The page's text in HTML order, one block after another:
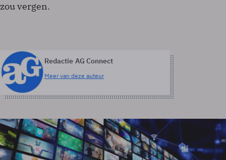
zou vergen.
Redactie AG Connect
Meer van deze auteur